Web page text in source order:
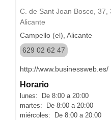
C. de Sant Joan Bosco, 37,
Alicante
Campello (el), Alicante
629 02 62 47
http://www.businessweb.es/
Horario
lunes: De 8:00 a 20:00
martes: De 8:00 a 20:00
miércoles: De 8:00 a 20:00